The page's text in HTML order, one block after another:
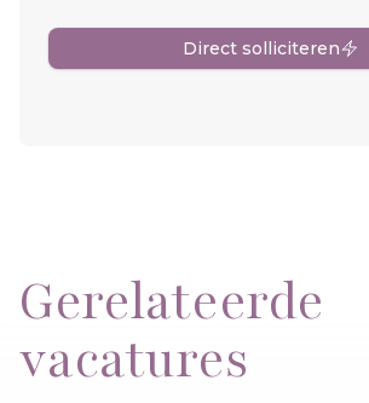
Direct solliciteren
Gerelateerde
vacatures